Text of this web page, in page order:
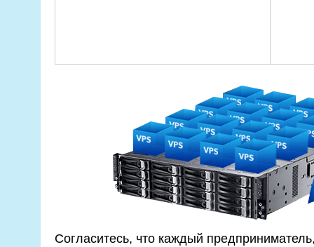
Согласитесь, что каждый